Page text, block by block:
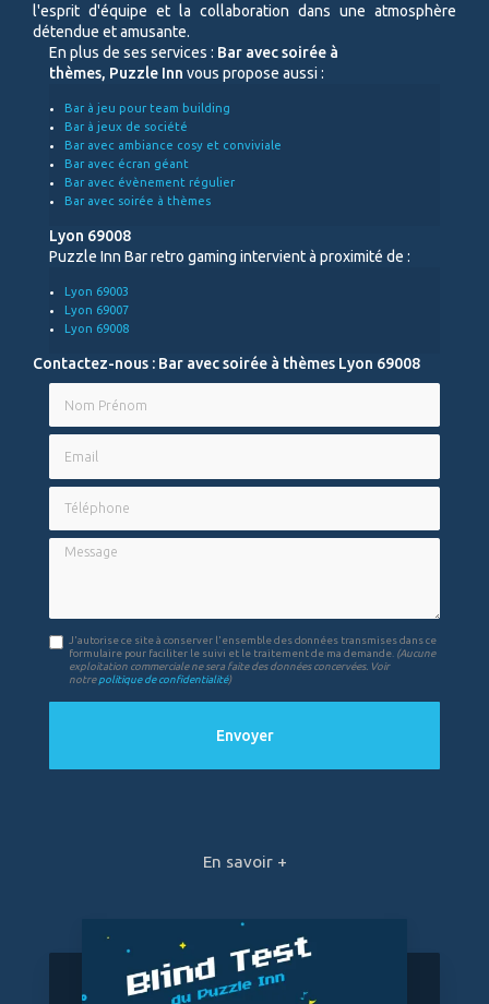
l'esprit d'équipe et la collaboration dans une atmosphère
détendue et amusante.
En plus de ses services : Bar avec soirée à
thèmes, Puzzle Inn vous propose aussi :
Bar à jeu pour team building
Bar à jeux de société
Bar avec ambiance cosy et conviviale
Bar avec écran géant
Bar avec évènement régulier
Bar avec soirée à thèmes
Lyon 69008
Puzzle Inn Bar retro gaming intervient à proximité de :
Lyon 69003
Lyon 69007
Lyon 69008
Contactez-nous : Bar avec soirée à thèmes Lyon 69008
Message
J'autorise ce site à conserver l'ensemble des données transmises dans ce
formulaire pour faciliter le suivi et le traitement de ma demande. (Aucune
exploitation commerciale ne sera faite des données concervées. Voir
notrepolitique de confidentialité)
En savoir +